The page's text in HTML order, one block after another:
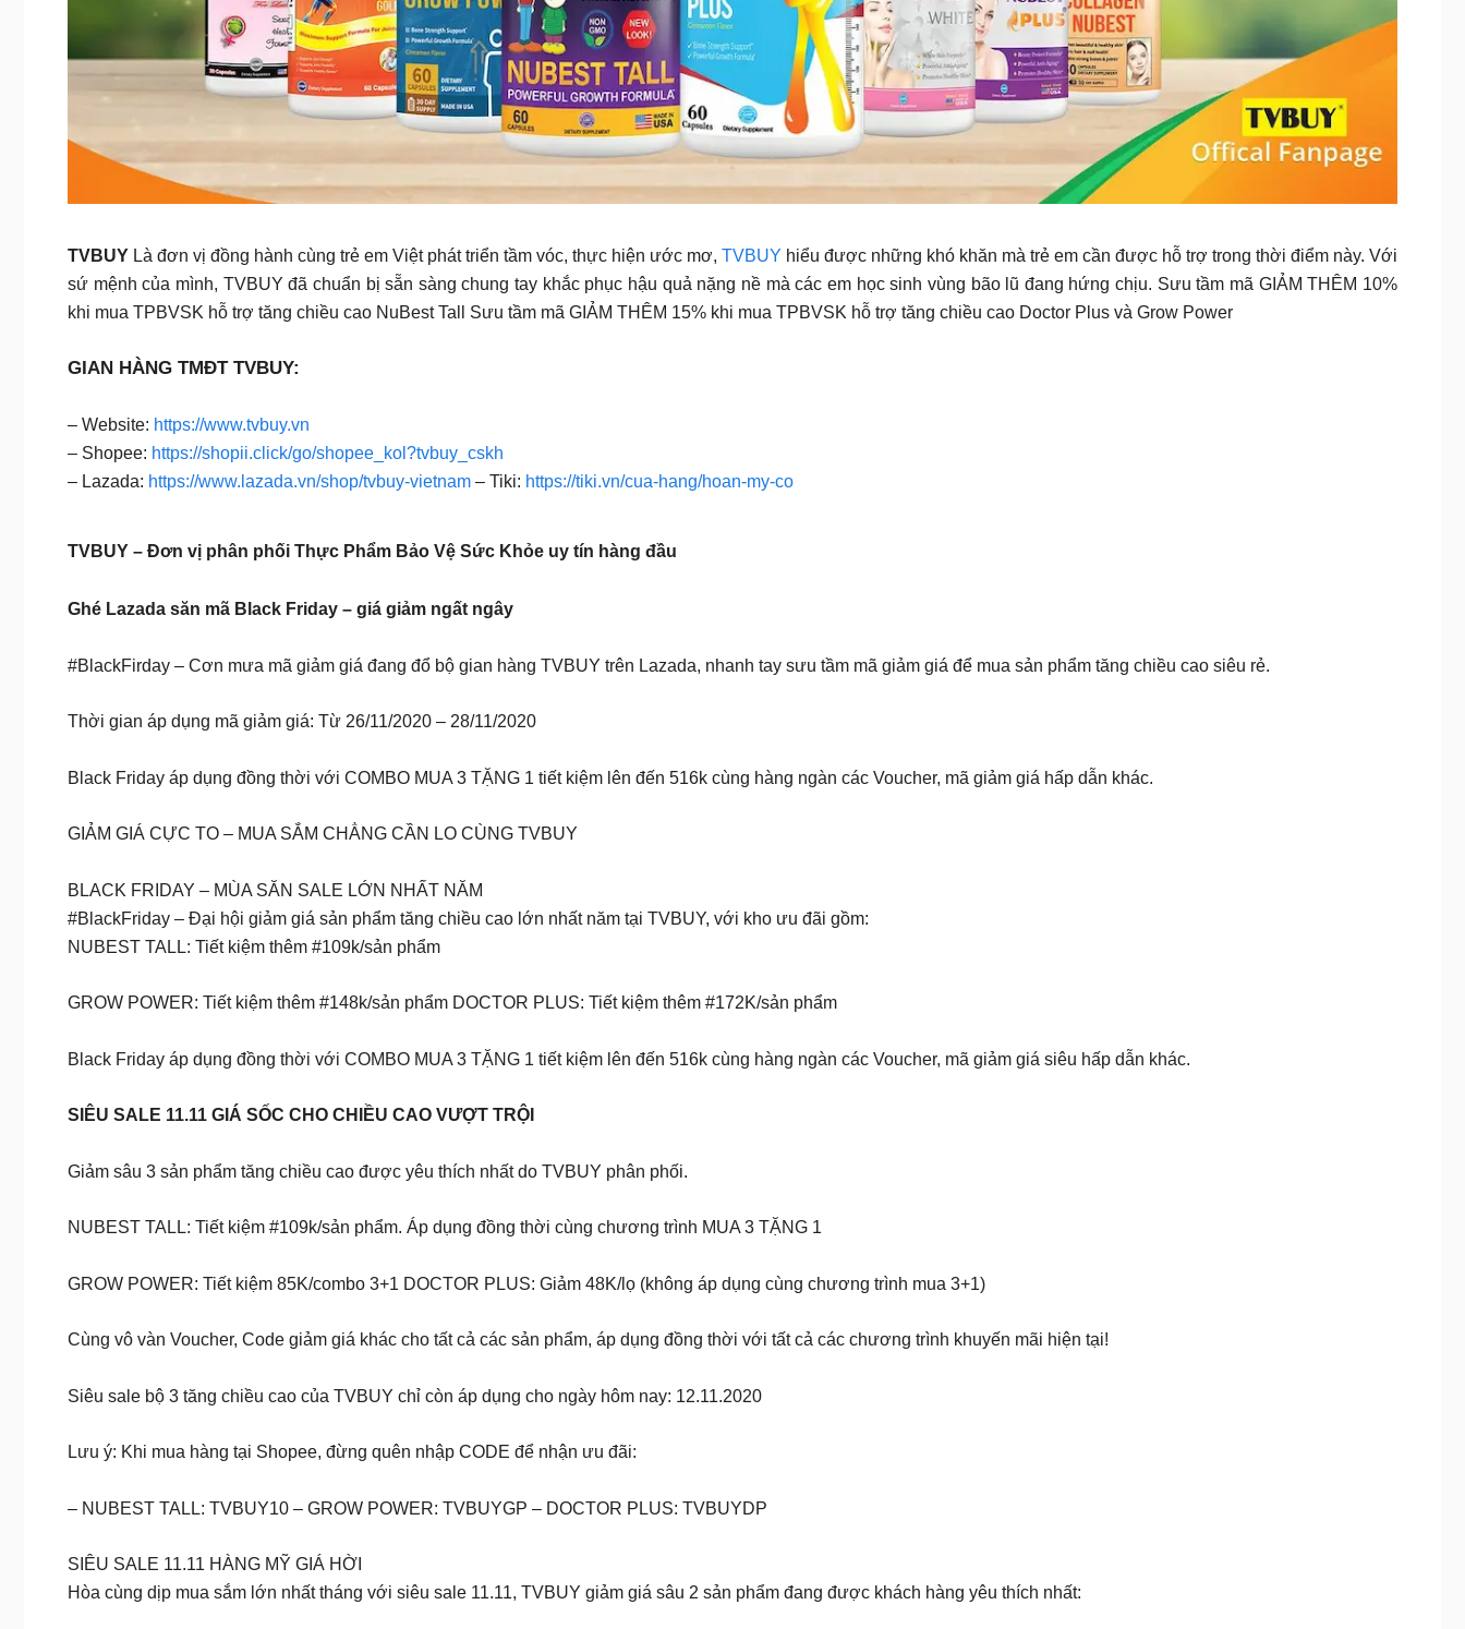
TVBUY Là đơn vị đồng hành cùng trẻ em Việt phát triển tầm vóc, thực hiện ước mơ, TVBUY hiểu được những khó khăn mà trẻ em cần được hỗ trợ trong thời điểm này. Với
sứ mệnh của mình, TVBUY đã chuẩn bị sẵn sàng chung tay khắc phục hậu quả nặng nề mà các em học sinh vùng bão lũ đang hứng chịu. Sưu tầm mã GIẢM THÊM 10%
khi mua TPBVSK hỗ trợ tăng chiều cao NuBest Tall Sưu tầm mã GIẢM THÊM 15% khi mua TPBVSK hỗ trợ tăng chiều cao Doctor Plus và Grow Power
GIAN HÀNG TMĐT TVBUY:
– Website: https://www.tvbuy.vn
– Shopee: https://shopii.click/go/shopee_kol?tvbuy_cskh
– Lazada: https://www.lazada.vn/shop/tvbuy-vietnam – Tiki: https://tiki.vn/cua-hang/hoan-my-co
TVBUY – Đơn vị phân phối Thực Phẩm Bảo Vệ Sức Khỏe uy tín hàng đầu
Ghé Lazada săn mã Black Friday – giá giảm ngất ngây
#BlackFirday – Cơn mưa mã giảm giá đang đổ bộ gian hàng TVBUY trên Lazada, nhanh tay sưu tầm mã giảm giá để mua sản phẩm tăng chiều cao siêu rẻ.
Thời gian áp dụng mã giảm giá: Từ 26/11/2020 – 28/11/2020
Black Friday áp dụng đồng thời với COMBO MUA 3 TẶNG 1 tiết kiệm lên đến 516k cùng hàng ngàn các Voucher, mã giảm giá hấp dẫn khác.
GIẢM GIÁ CỰC TO – MUA SẮM CHẲNG CẦN LO CÙNG TVBUY
BLACK FRIDAY – MÙA SĂN SALE LỚN NHẤT NĂM
#BlackFriday – Đại hội giảm giá sản phẩm tăng chiều cao lớn nhất năm tại TVBUY, với kho ưu đãi gồm:
NUBEST TALL: Tiết kiệm thêm #109k/sản phẩm
GROW POWER: Tiết kiệm thêm #148k/sản phẩm DOCTOR PLUS: Tiết kiệm thêm #172K/sản phẩm
Black Friday áp dụng đồng thời với COMBO MUA 3 TẶNG 1 tiết kiệm lên đến 516k cùng hàng ngàn các Voucher, mã giảm giá siêu hấp dẫn khác.
SIÊU SALE 11.11 GIÁ SỐC CHO CHIỀU CAO VƯỢT TRỘI
Giảm sâu 3 sản phẩm tăng chiều cao được yêu thích nhất do TVBUY phân phối.
NUBEST TALL: Tiết kiệm #109k/sản phẩm. Áp dụng đồng thời cùng chương trình MUA 3 TẶNG 1
GROW POWER: Tiết kiệm 85K/combo 3+1 DOCTOR PLUS: Giảm 48K/lọ (không áp dụng cùng chương trình mua 3+1)
Cùng vô vàn Voucher, Code giảm giá khác cho tất cả các sản phẩm, áp dụng đồng thời với tất cả các chương trình khuyến mãi hiện tại!
Siêu sale bộ 3 tăng chiều cao của TVBUY chỉ còn áp dụng cho ngày hôm nay: 12.11.2020
Lưu ý: Khi mua hàng tại Shopee, đừng quên nhập CODE để nhận ưu đãi:
– NUBEST TALL: TVBUY10 – GROW POWER: TVBUYGP – DOCTOR PLUS: TVBUYDP
SIÊU SALE 11.11 HÀNG MỸ GIÁ HỜI
Hòa cùng dịp mua sắm lớn nhất tháng với siêu sale 11.11, TVBUY giảm giá sâu 2 sản phẩm đang được khách hàng yêu thích nhất: